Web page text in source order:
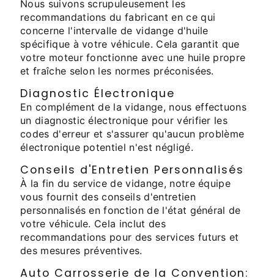
Nous suivons scrupuleusement les
recommandations du fabricant en ce qui
concerne l'intervalle de vidange d'huile
spécifique à votre véhicule. Cela garantit que
votre moteur fonctionne avec une huile propre
et fraîche selon les normes préconisées.
Diagnostic Électronique
En complément de la vidange, nous effectuons
un diagnostic électronique pour vérifier les
codes d'erreur et s'assurer qu'aucun problème
électronique potentiel n'est négligé.
Conseils d'Entretien Personnalisés
À la fin du service de vidange, notre équipe
vous fournit des conseils d'entretien
personnalisés en fonction de l'état général de
votre véhicule. Cela inclut des
recommandations pour des services futurs et
des mesures préventives.
Auto Carrosserie de la Convention: